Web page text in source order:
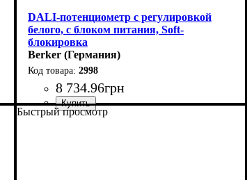
DALI-потенциометр с регулировкой
белого, с блоком питания, Soft-
блокировка
Berker (Германия)
2998
8 734.96грн
Тип электрофурнитуры
Быстрый просмотр